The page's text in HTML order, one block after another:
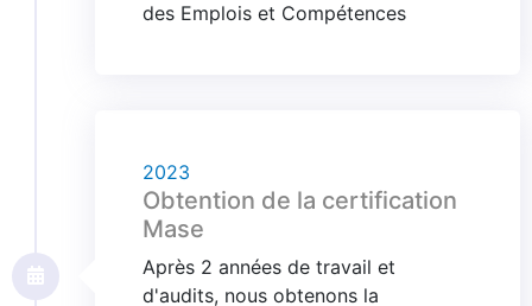
des Emplois et Compétences
2023
Obtention de la certification
Mase
Après 2 années de travail et
d'audits, nous obtenons la